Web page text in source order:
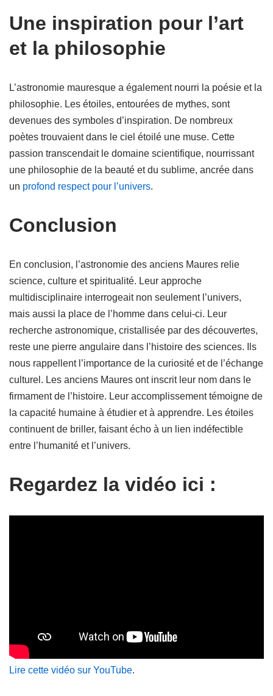
Une inspiration pour l’art
et la philosophie
L’astronomie mauresque a également nourri la poésie et la
philosophie. Les étoiles, entourées de mythes, sont
devenues des symboles d’inspiration. De nombreux
poètes trouvaient dans le ciel étoilé une muse. Cette
passion transcendait le domaine scientifique, nourrissant
une philosophie de la beauté et du sublime, ancrée dans
un profond respect pour l’univers.
Conclusion
En conclusion, l’astronomie des anciens Maures relie
science, culture et spiritualité. Leur approche
multidisciplinaire interrogeait non seulement l’univers,
mais aussi la place de l’homme dans celui-ci. Leur
recherche astronomique, cristallisée par des découvertes,
reste une pierre angulaire dans l’histoire des sciences. Ils
nous rappellent l’importance de la curiosité et de l’échange
culturel. Les anciens Maures ont inscrit leur nom dans le
firmament de l’histoire. Leur accomplissement témoigne de
la capacité humaine à étudier et à apprendre. Les étoiles
continuent de briller, faisant écho à un lien indéfectible
entre l’humanité et l’univers.
Regardez la vidéo ici :
Lire cette vidéo sur YouTube.